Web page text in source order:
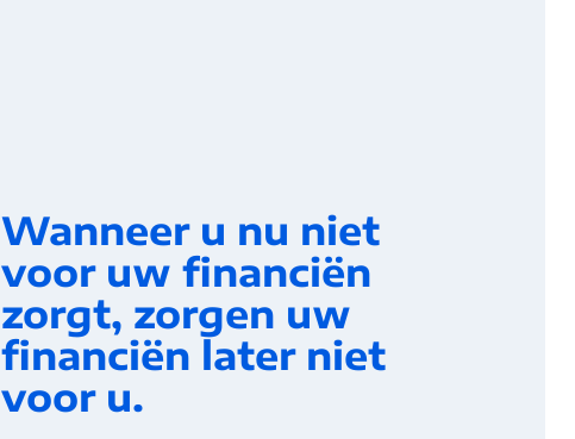
Wanneer u nu niet
voor uw financiën
zorgt, zorgen uw
financiën later niet
voor u.